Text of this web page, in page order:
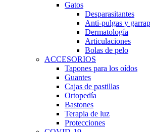
Gatos
Desparasitantes
Anti-pulgas y
Dermatología
Articulaciones
Bolas de pelo
ACCESORIOS
Tapones para los oídos
Guantes
Cajas de pastillas
Ortopedía
Bastones
Terapia de luz
Protecciones